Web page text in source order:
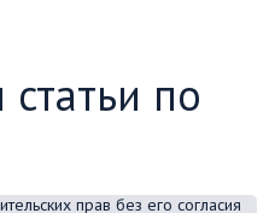
по